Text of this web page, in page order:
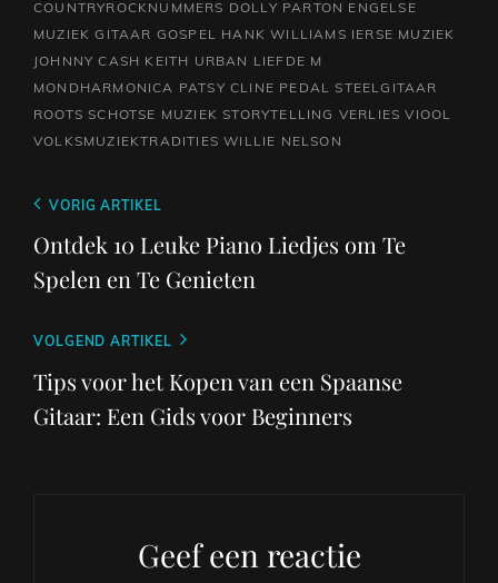
COUNTRYROCKNUMMERS DOLLY PARTON ENGELSE
MUZIEK GITAAR GOSPEL HANK WILLIAMS IERSE MUZIEK
JOHNNY CASH KEITH URBAN LIEFDE M
MONDHARMONICA PATSY CLINE PEDAL STEELGITAAR
ROOTS SCHOTSE MUZIEK STORYTELLING VERLIES VIOOL
VOLKSMUZIEKTRADITIES WILLIE NELSON
Berichtnavigatie
Vorig
bericht
VORIG ARTIKEL
Ontdek 10 Leuke Piano Liedjes om Te
Spelen en Te Genieten
Volgend
bericht
VOLGEND ARTIKEL
Tips voor het Kopen van een Spaanse
Gitaar: Een Gids voor Beginners
Geef een reactie